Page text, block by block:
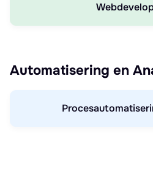
Automatisering en